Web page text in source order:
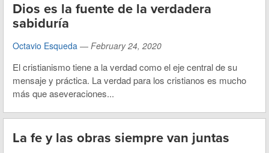
Dios es la fuente de la verdadera
sabiduría
Octavio Esqueda — February 24, 2020
El cristianismo tiene a la verdad como el eje central de su
mensaje y práctica. La verdad para los cristianos es mucho
más que aseveraciones...
La fe y las obras siempre van juntas